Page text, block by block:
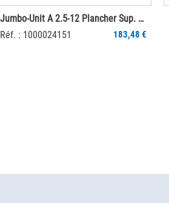
Jumbo-Unit A 2.5-12 Plancher Sup. SGR PS
Réf. : 1000024151
183,48 €